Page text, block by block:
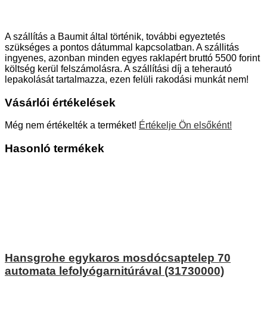
A szállítás a Baumit által történik, további egyeztetés
szükséges a pontos dátummal kapcsolatban. A szállitás
ingyenes, azonban minden egyes raklapért bruttó 5500 forint
költség kerül felszámolásra. A szállítási díj a teherautó
lepakolását tartalmazza, ezen felüli rakodási munkát nem!
Vásárlói értékelések
Még nem értékelték a terméket! Értékelje Ön elsőként!
Hasonló termékek
Hansgrohe egykaros mosdócsaptelep 70
automata lefolyógarnitúrával (31730000)